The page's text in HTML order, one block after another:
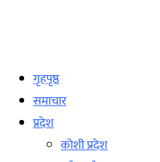
गृहपृष्ठ
समाचार
प्रदेश
कोशी प्रदेश